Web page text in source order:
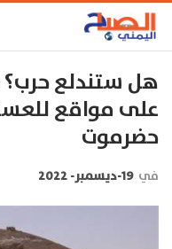
هل ستندلع حرب؟
على مواقع
حضرموت
في 19-ديسمبر- 2022